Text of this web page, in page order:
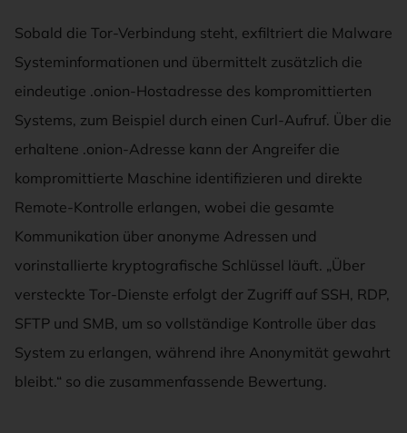
Sobald die Tor-Verbindung steht, exfiltriert die Malware
Systeminformationen und übermittelt zusätzlich die
eindeutige .onion-Hostadresse des kompromittierten
Systems, zum Beispiel durch einen Curl-Aufruf. Über die
erhaltene .onion-Adresse kann der Angreifer die
kompromittierte Maschine identifizieren und direkte
Remote-Kontrolle erlangen, wobei die gesamte
Kommunikation über anonyme Adressen und
vorinstallierte kryptografische Schlüssel läuft. „Über
versteckte Tor-Dienste erfolgt der Zugriff auf SSH, RDP,
SFTP und SMB, um so vollständige Kontrolle über das
System zu erlangen, während ihre Anonymität gewahrt
bleibt.“ so die zusammenfassende Bewertung.